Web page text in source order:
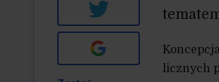
licznych
Twitter